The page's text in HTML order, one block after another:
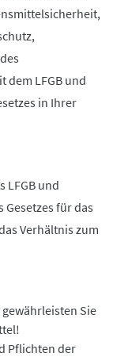
dem LFGB und
in Ihrer
LFGB und
für das
Verhältnis zum
gewährleisten Sie
Pflichten der